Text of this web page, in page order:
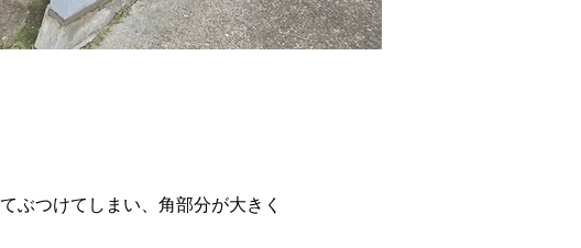
ぶつけてしまい、角部分が大きく